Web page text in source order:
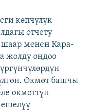
көпчүлүк
отчету
шаар менен Кара-
жолду оңдоо
Өкмөт башчы
өкмөттүн